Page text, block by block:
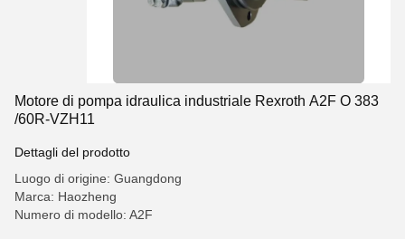
Motore di pompa idraulica industriale Rexroth A2F O 383
/60R-VZH11
Dettagli del prodotto
Luogo di origine: Guangdong
Marca: Haozheng
Numero di modello: A2F